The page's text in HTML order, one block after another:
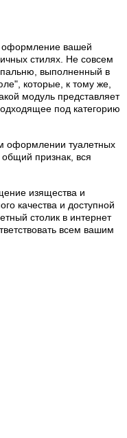
оформление вашей
стилях. Не совсем
выполненный в
которые, к тому же,
модуль представляет
под категорию
оформлении туалетных
общий признак, вся
изящества и
качества и доступной
столик в интернет
всем вашим